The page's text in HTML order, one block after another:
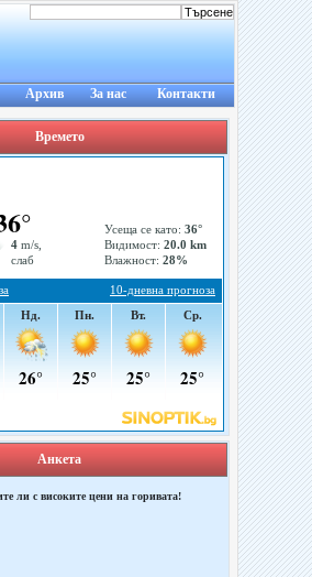
Архив За нас Контакти
Времето
Анкета
ли с високите цени на горивата!